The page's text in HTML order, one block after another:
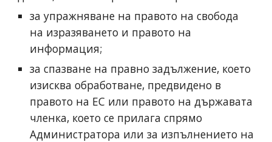
за упражняване на правото на свобода
на изразяването и правото на
информация;
за спазване на правно задължение, което
изисква обработване, предвидено в
правото на ЕС или правото на държавата
членка, което се прилага спрямо
Администратора или за изпълнението на